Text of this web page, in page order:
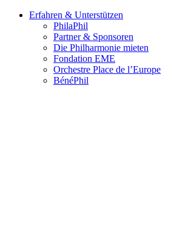
Erfahren & Unterstützen
PhilaPhil
Partner & Sponsoren
Die Philharmonie mieten
Fondation EME
Orchestre Place de l’Europe
BénéPhil